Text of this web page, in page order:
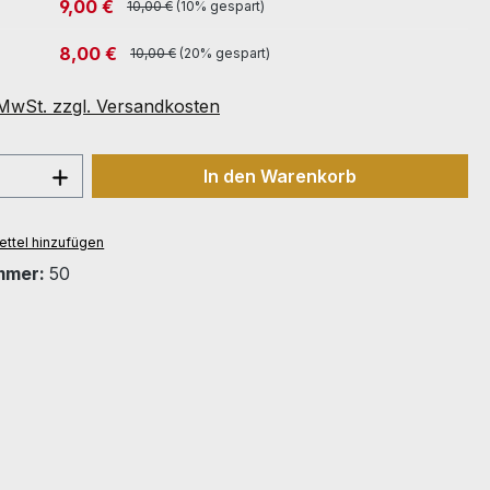
9,00 € 10,00 € (10% gespart)
8,00 € 10,00 € (20% gespart)
zzgl. Versandkosten
Anzahl: Gib den gewünschten Wert
In den Warenkorb
hinzufügen
50